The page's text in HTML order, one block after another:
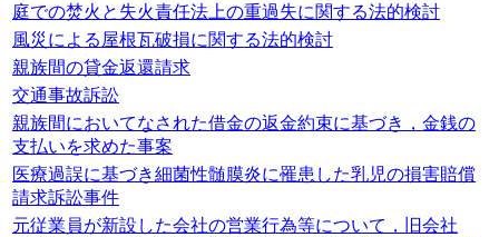
庭での焚火と失火責任法上の重過失に関する法的検討
風災による屋根瓦破損に関する法的検討
親族間の貸金返還請求
交通事故訴訟
親族間においてなされた借金の返金約束に基づき，金銭の
支払いを求めた事案
医療過誤に基づき細菌性髄膜炎に罹患した乳児の損害賠償
請求訴訟事件
元従業員が新設した会社の営業行為等について，旧会社